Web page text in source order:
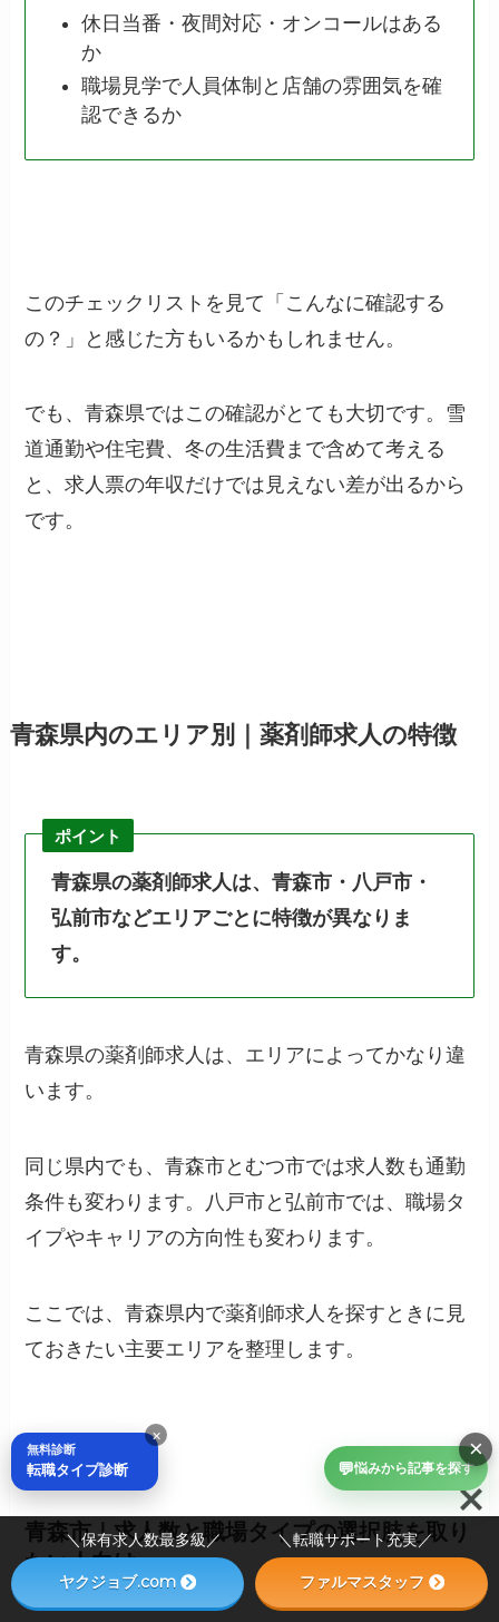
休日当番・夜間対応・オンコールはある
か
職場見学で人員体制と店舗の雰囲気を確
認できるか
このチェックリストを見て「こんなに確認する
の？」と感じた方もいるかもしれません。
でも、青森県ではこの確認がとても大切です。雪
道通勤や住宅費、冬の生活費まで含めて考える
と、求人票の年収だけでは見えない差が出るから
です。
青森県内のエリア別｜薬剤師求人の特徴
ポイント
青森県の薬剤師求人は、青森市・八戸市・
弘前市などエリアごとに特徴が異なりま
す。
青森県の薬剤師求人は、エリアによってかなり違
います。
同じ県内でも、青森市とむつ市では求人数も通勤
条件も変わります。八戸市と弘前市では、職場タ
イプやキャリアの方向性も変わります。
ここでは、青森県内で薬剤師求人を探すときに見
ておきたい主要エリアを整理します。
青森市｜求人数と職場タイプの選択肢を取り
たい人向け
💬悩みから記事を探す
×
×
無料診断
転職タイプ診断
＼保有求人数最多級／ ＼転職サポート充実／
ヤクジョブ.com ファルマスタッフ